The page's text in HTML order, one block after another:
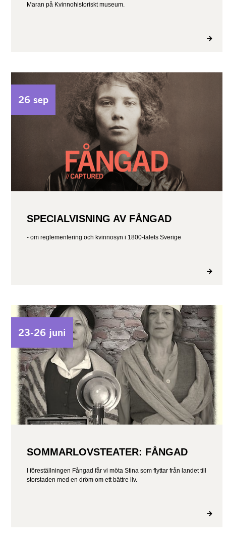
Maran på Kvinnohistoriskt museum.
26 sep
SPECIALVISNING AV FÅNGAD
- om reglementering och kvinnosyn i 1800-talets Sverige
23-26 juni
SOMMARLOVSTEATER: FÅNGAD
I föreställningen Fångad får vi möta Stina som flyttar från landet till
storstaden med en dröm om ett bättre liv.